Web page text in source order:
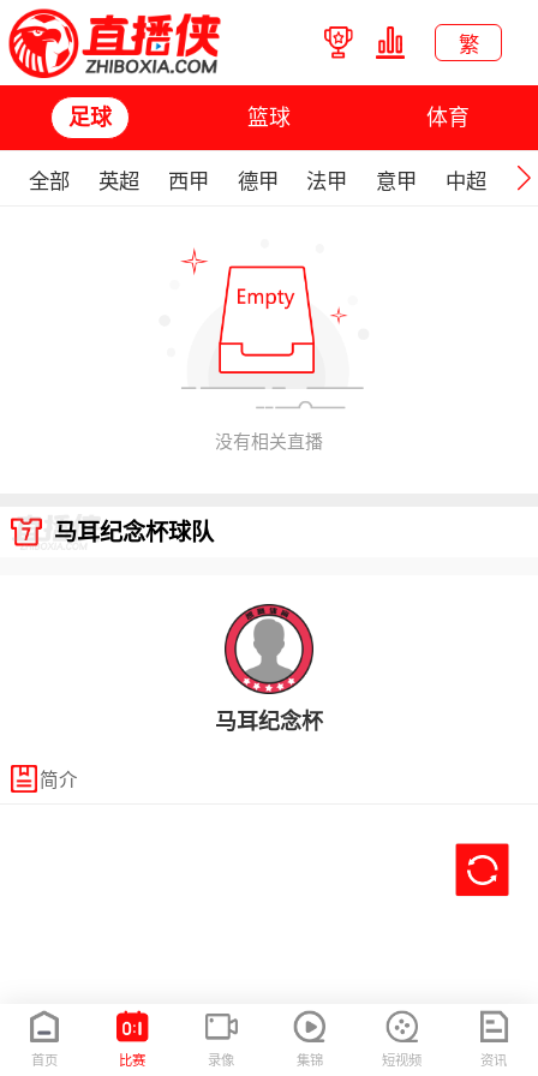
繁
足球 篮球 体育
全部 英超 西甲 德甲 法甲 意甲 中超
没有相关直播
马耳纪念杯球队
马耳纪念杯
简介
首页 比赛 录像 集锦 短视频 资讯